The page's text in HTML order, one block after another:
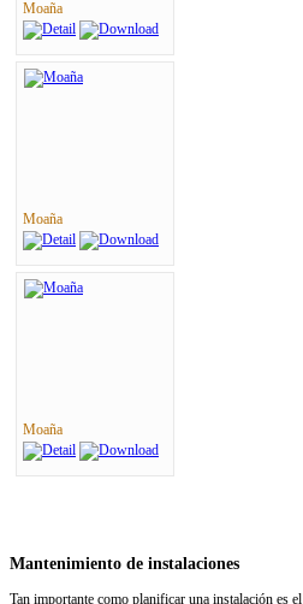
Moaña
Moaña
Moaña
Mantenimiento de instalaciones
Tan importante como planificar una instalación es